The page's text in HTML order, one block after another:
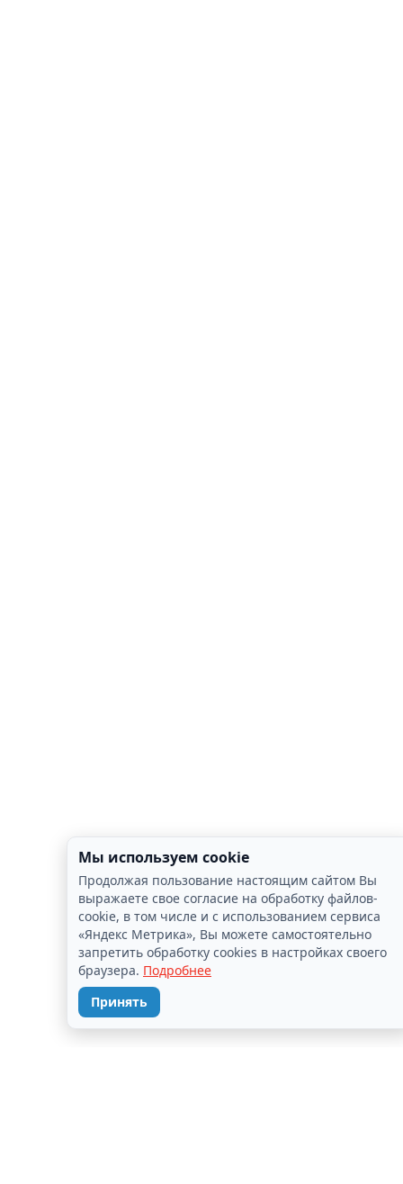
Мы используем cookie
Продолжая пользование настоящим сайтом Вы
выражаете свое согласие на обработку файлов-
cookie, в том числе и с использованием сервиса
«Яндекс Метрика», Вы можете самостоятельно
запретить обработку cookies в настройках своего
браузера. Подробнее
Принять